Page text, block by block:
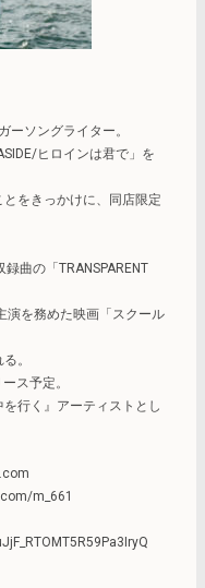
ーソングライター。
ヒロインは君で」を
をきっかけに、同店限定
曲の「TRANSPARENT
演を務めた映画「スクール
。
ス予定。
を行く』アーティストとし
m_661